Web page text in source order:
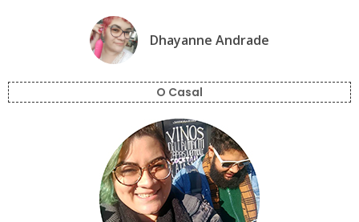
Dhayanne Andrade
O Casal